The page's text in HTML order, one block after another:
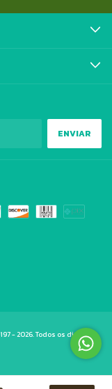
- 2026. Todos os direitos